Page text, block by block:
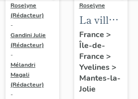
Roselyne
(Rédacteur)
-
Gandini Julie
(Rédacteur)
-
Mélandri
Magali
(Rédacteur)
-
Roselyne
La ville
de
Mantes-
la-Jolie
France >
Île-de-
France >
Yvelines>
Mantes-la-
Jolie